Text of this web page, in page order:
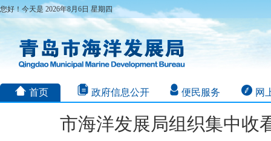
您好！今天是 2026年8月6日 星期四
首页 政府信息公开 便民服务 网
市海洋发展局组织集中收